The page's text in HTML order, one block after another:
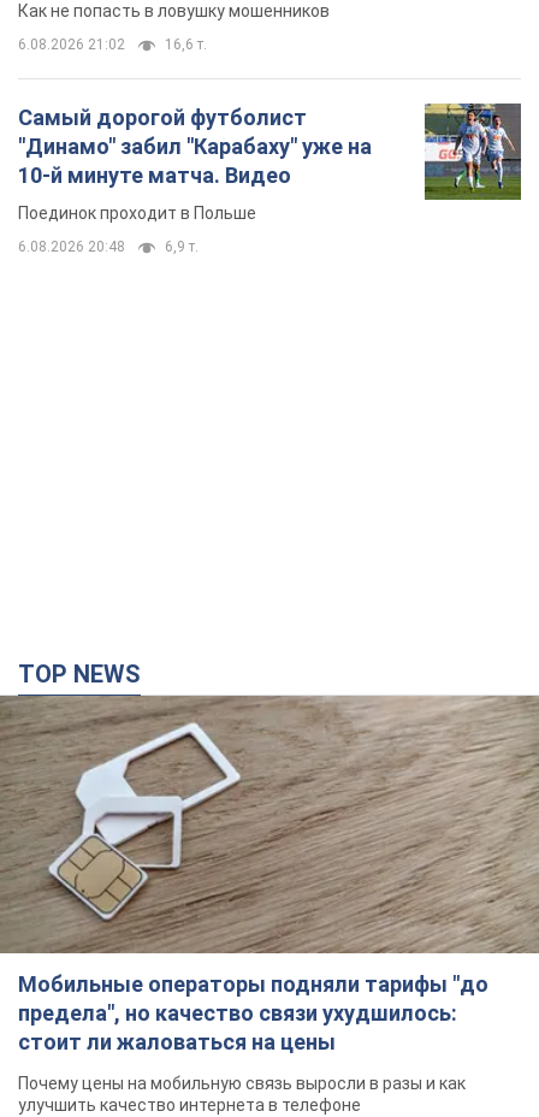
Как не попасть в ловушку мошенников
6.08.2026 21:02 16,6 т.
Самый дорогой футболист
"Динамо" забил "Карабаху" уже на
10-й минуте матча. Видео
Поединок проходит в Польше
6.08.2026 20:48 6,9 т.
TOP NEWS
Мобильные операторы подняли тарифы "до
предела", но качество связи ухудшилось:
стоит ли жаловаться на цены
Почему цены на мобильную связь выросли в разы и как
улучшить качество интернета в телефоне